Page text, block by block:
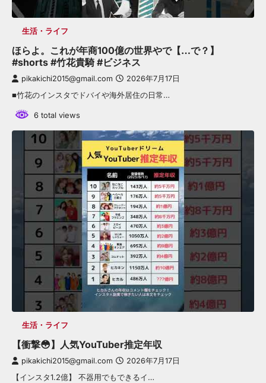
生活・ライフ
ほらよ。これが年商100億の世界やで【…で？】
#shorts #竹花貴騎 #ビジネス
pikakichi2015@gmail.com 2026年7月17日
■竹花のインスタでドバイや海外居住の日常…
6 total views
生活・ライフ
【衝撃😳】人気YouTuber推定年収
pikakichi2015@gmail.com 2026年7月17日
【インスタ1.2億】 不器用でもできるイ…